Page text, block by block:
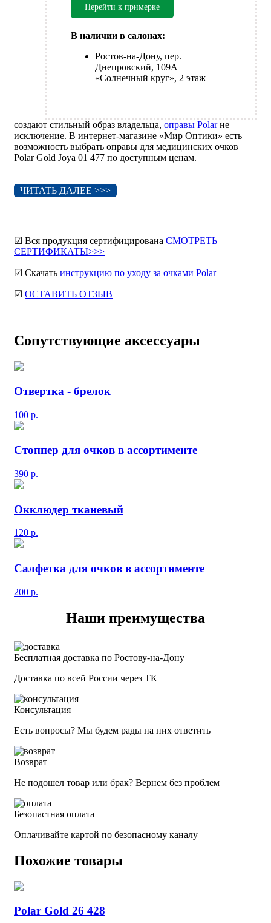
Перейти к примерке
В наличии в салонах:
Ростов-на-Дону, пер.
Днепровский, 109А
«Солнечный круг», 2 этаж
создают стильный образ владельца, оправы Polarне
исключение. В интернет-магазине «Мир Оптики» есть
возможность выбрать оправы для медицинских очков
Polar Gold Joya 01 477 по доступным ценам.
ЧИТАТЬ ДАЛЕЕ >>>
☑ Вся продукция сертифицирована СМОТРЕТЬ
СЕРТИФИКАТЫ>>>
☑ Скачать инструкцию по уходу за очками Polar
☑ ОСТАВИТЬ ОТЗЫВ
Сопутствующие аксессуары
Отвертка - брелок
100 р.
Стоппер для очков в ассортименте
390 р.
Окклюдер тканевый
120 р.
Салфетка для очков в ассортименте
200 р.
Наши преимущества
Бесплатная доставка по Ростову-на-Дону
Доставка по всей России через ТК
Консультация
Есть вопросы? Мы будем рады на них ответить
Возврат
Не подошел товар или брак? Вернем без проблем
Безопастная оплата
Оплачивайте картой по безопасному каналу
Похожие товары
Polar Gold 26 428